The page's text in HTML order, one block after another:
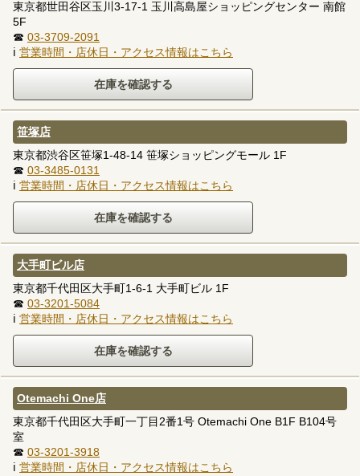
東京都世田谷区玉川3-17-1 玉川高島屋ショッピングセンター 南館
5F
☎ 03-3709-2091
ℹ 営業時間・店休日・アクセス情報はこちら
笹塚店
東京都渋谷区笹塚1-48-14 笹塚ショッピングモール 1F
☎ 03-3485-0131
ℹ 営業時間・店休日・アクセス情報はこちら
大手町ビル店
東京都千代田区大手町1-6-1 大手町ビル 1F
☎ 03-3201-5084
ℹ 営業時間・店休日・アクセス情報はこちら
Otemachi One店
東京都千代田区大手町一丁目2番1号 Otemachi One B1F B104号
室
☎ 03-3201-3918
ℹ 営業時間・店休日・アクセス情報はこちら